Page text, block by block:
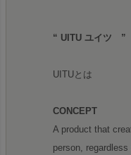
“ UITU ユイツ ”
UITUとは
CONCEPT
A product that
person, regardless